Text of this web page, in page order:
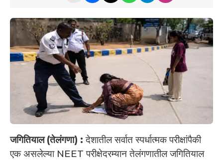
जगितियाल (तेलंगणा) : देशातील सर्वात स्पर्धात्मक परीक्षांपैकी
एक असलेल्या NEET परीक्षेदरम्यान तेलंगणातील जगितियाल